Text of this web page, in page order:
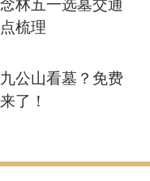
林五一选墓交通
梳理
公山看墓？免费
了！